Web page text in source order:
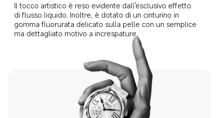
Il tocco artistico è reso evidente dall'esclusivo effetto
di flusso liquido. Inoltre, è dotato di un cinturino in
gomma fluorurata delicato sulla pelle con un semplice
ma dettagliato motivo a increspature.